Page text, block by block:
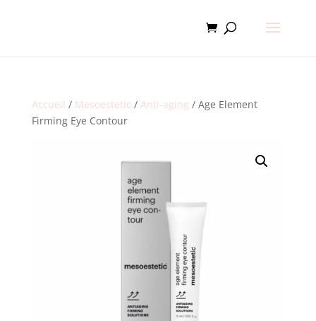
Accueil / Mesoestetic / Anti-aging / Age Element
Firming Eye Contour